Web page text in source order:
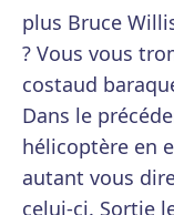
plus Bruce
? Vous vous
costaud
Dans le
hélicoptère en
autant vous
celui-ci. Sortie